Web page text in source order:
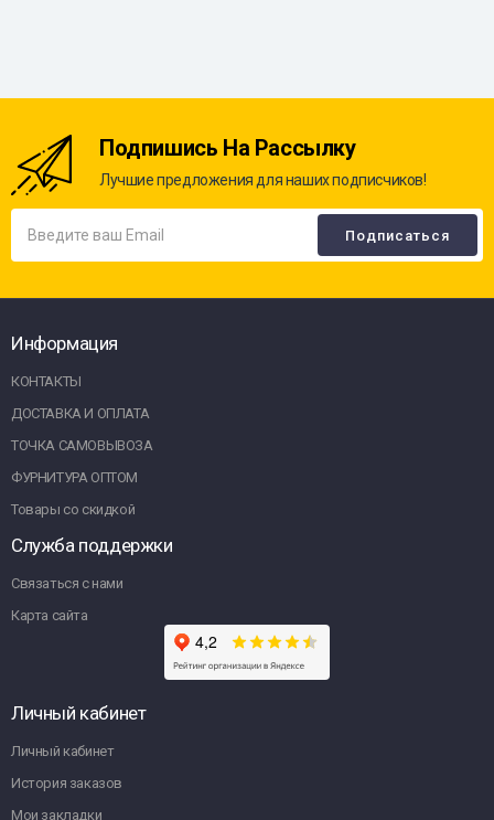
Подпишись На Рассылку
Лучшие предложения для наших подписчиков!
Информация
КОНТАКТЫ
ДОСТАВКА И ОПЛАТА
ТОЧКА САМОВЫВОЗА
ФУРНИТУРА ОПТОМ
Товары со скидкой
Служба поддержки
Связаться с нами
Карта сайта
Личный кабинет
Личный кабинет
История заказов
Мои закладки